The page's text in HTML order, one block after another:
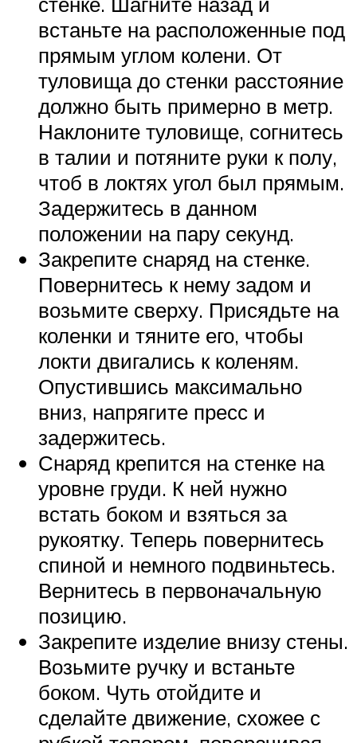
встаньте на расположенные под
прямым углом колени. От
туловища до стенки расстояние
должно быть примерно в метр.
Наклоните туловище, согнитесь
в талии и потяните руки к полу,
чтоб в локтях угол был прямым.
Задержитесь в данном
положении на пару секунд.
Закрепите снаряд на стенке.
Повернитесь к нему задом и
возьмите сверху. Присядьте на
коленки и тяните его, чтобы
локти двигались к коленям.
Опустившись максимально
вниз, напрягите пресс и
задержитесь.
Снаряд крепится на стенке на
уровне груди. К ней нужно
встать боком и взяться за
рукоятку. Теперь повернитесь
спиной и немного подвиньтесь.
Вернитесь в первоначальную
позицию.
Закрепите изделие внизу стены.
Возьмите ручку и встаньте
боком. Чуть отойдите и
сделайте движение, схожее с